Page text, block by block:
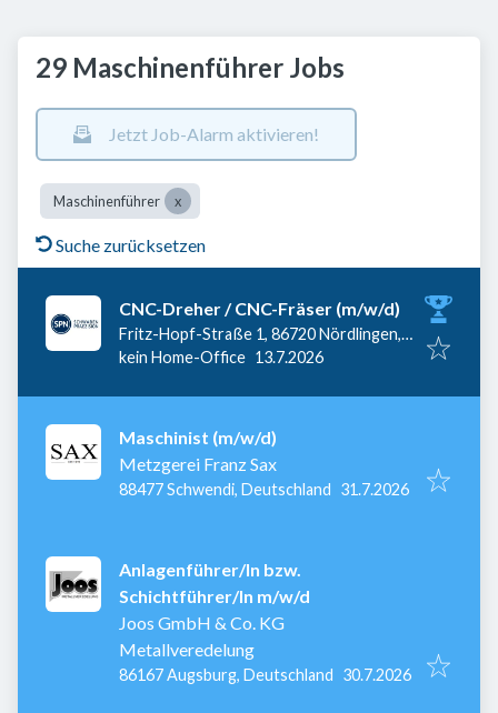
29 Maschinenführer Jobs
Jetzt Job-Alarm aktivieren!
Maschinenführer
Suche zurücksetzen
CNC-Dreher / CNC-Fräser (m/w/d)
Fritz-Hopf-Straße 1, 86720 Nördlingen,
Deutschland
kein Home-Office Veröffentlicht
13.7.2026
Maschinist (m/w/d)
Metzgerei Franz Sax
88477 Schwendi, Deutschland Veröffentlicht:
31.7.2026
Anlagenführer/In bzw.
Schichtführer/In m/w/d
Joos GmbH & Co. KG
Metallveredelung
86167 Augsburg, Deutschland Veröffentlicht:
30.7.2026